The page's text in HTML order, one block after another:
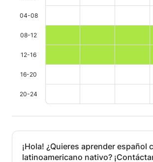
04-08
08-12
12-16
16-20
20-24
¡Hola! ¿Quieres aprender español
latinoamericano nativo?